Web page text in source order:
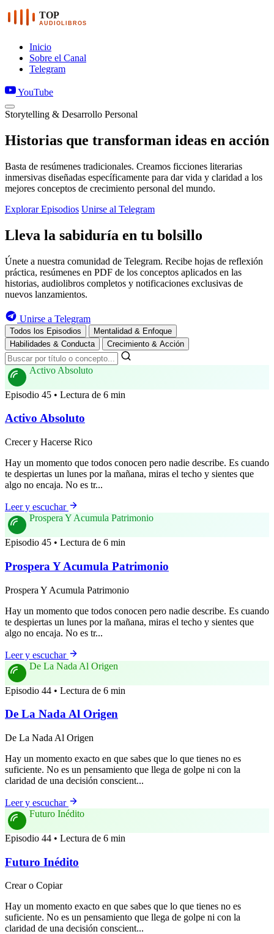
TOP
AUDIOLIBROS
Inicio
Sobre el Canal
Telegram
YouTube
Storytelling & Desarrollo Personal
Historias que transforman ideas en acción
Basta de resúmenes tradicionales. Creamos ficciones literarias
inmersivas diseñadas específicamente para dar vida y claridad a los
mejores conceptos de crecimiento personal del mundo.
Explorar Episodios Unirse al Telegram
Lleva la sabiduría en tu bolsillo
Únete a nuestra comunidad de Telegram. Recibe hojas de reflexión
práctica, resúmenes en PDF de los conceptos aplicados en las
historias, audiolibros completos y notificaciones exclusivas de
nuevos lanzamientos.
Unirse a Telegram
Todos los Episodios
Mentalidad & Enfoque
Habilidades & Conducta
Crecimiento & Acción
Activo Absoluto
Episodio 45 • Lectura de 6 min
Activo Absoluto
Crecer y Hacerse Rico
Hay un momento que todos conocen pero nadie describe. Es cuando
te despiertas un lunes por la mañana, miras el techo y sientes que
algo no encaja. No es tr...
Leer y escuchar
Prospera Y Acumula Patrimonio
Episodio 45 • Lectura de 6 min
Prospera Y Acumula Patrimonio
Prospera Y Acumula Patrimonio
Hay un momento que todos conocen pero nadie describe. Es cuando
te despiertas un lunes por la mañana, miras el techo y sientes que
algo no encaja. No es tr...
Leer y escuchar
De La Nada Al Origen
Episodio 44 • Lectura de 6 min
De La Nada Al Origen
De La Nada Al Origen
Hay un momento exacto en que sabes que lo que tienes no es
suficiente. No es un pensamiento que llega de golpe ni con la
claridad de una decisión conscient...
Leer y escuchar
Futuro Inédito
Episodio 44 • Lectura de 6 min
Futuro Inédito
Crear o Copiar
Hay un momento exacto en que sabes que lo que tienes no es
suficiente. No es un pensamiento que llega de golpe ni con la
claridad de una decisión conscient...